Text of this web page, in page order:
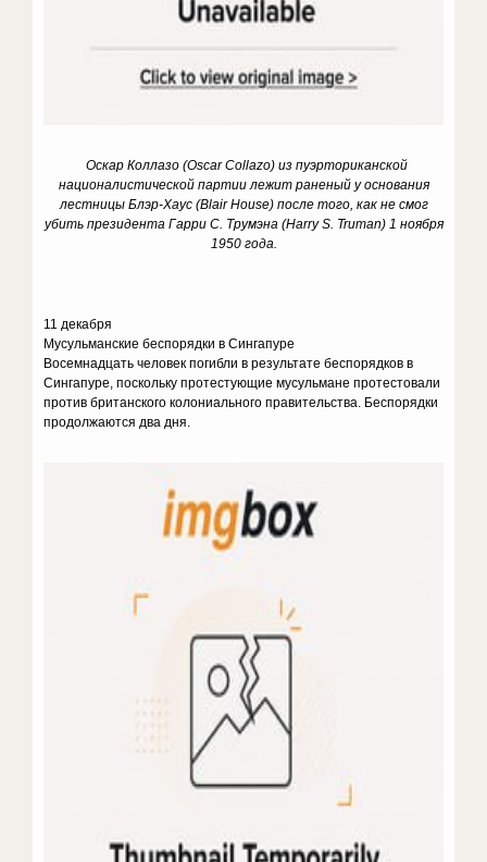
Оскар Коллазо (Oscar Collazo) из пуэрториканской
националистической партии лежит раненый у основания
лестницы Блэр-Хаус (Blair House) после того, как не смог
убить президента Гарри С. Трумэна (Harry S. Truman) 1 ноября
1950 года.
11 декабря
Мусульманские беспорядки в Сингапуре
Восемнадцать человек погибли в результате беспорядков в
Сингапуре, поскольку протестующие мусульмане протестовали
против британского колониального правительства. Беспорядки
продолжаются два дня.